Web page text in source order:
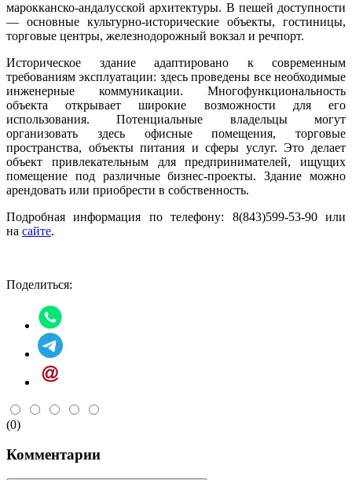
марокканско-андалусской архитектуры. В пешей доступности
— основные культурно-исторические объекты, гостиницы,
торговые центры, железнодорожный вокзал и речпорт.
Историческое здание адаптировано к современным
требованиям эксплуатации: здесь проведены все необходимые
инженерные коммуникации. Многофункциональность
объекта открывает широкие возможности для его
использования. Потенциальные владельцы могут
организовать здесь офисные помещения, торговые
пространства, объекты питания и сферы услуг. Это делает
объект привлекательным для предпринимателей, ищущих
помещение под различные бизнес-проекты. Здание можно
арендовать или приобрести в собственность.
Подробная информация по телефону: 8(843)599-53-90 или
на сайте.
Поделиться:
(0)
Комментарии